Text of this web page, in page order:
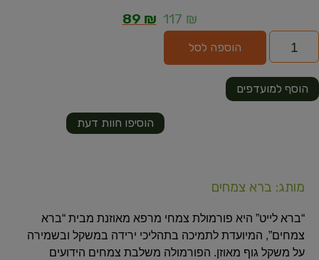
117 ₪
89 ₪
הוספה לסל
הוסיפו חוות דעת
הוסף למועדפים
מותג: ברא צמחים
“ברא לייט” היא פורמולת צמחי מרפא מאוזנת מבית “ברא
צמחים”, המיועדת לתמיכה בתהליכי ירידה במשקל ובשמירה
על משקל גוף מאוזן. הפורמולה משלבת צמחים הידועים